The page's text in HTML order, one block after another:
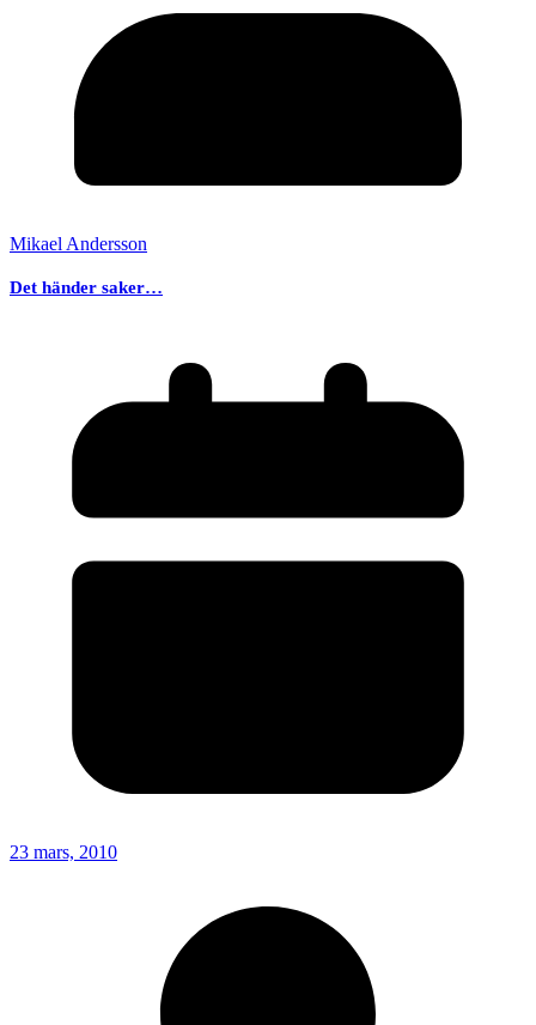
Mikael Andersson
Det händer saker…
23 mars, 2010